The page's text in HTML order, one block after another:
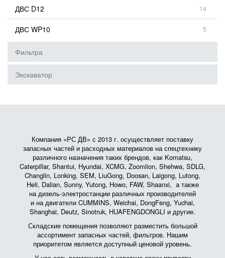
ДВС D12 14
ДВС WP10 5
Фильтра
Экскаватор
Компания «РС ДВ» с 2013 г. осуществляет поставку
запасных частей и расходных материалов на спецтехнику
различного назначения таких брендов, как Komatsu,
Caterpillar, Shantui, Hyundai, XCMG, Zoomlion, Shehwa, SDLG,
Changlin, Lonking, SEM, LiuGong, Doosan, Laigong, Lutong,
Heli, Dalian, Sunny, Yutong, Howo, FAW, Shaanxi, а также
на дизель-электростанции различных производителей
и на двигатели CUMMINS, Weichai, DongFeng, Yuchai,
Shanghai, Deutz, Sinotruk, HUAFENGDONGLI и другие.
Складские помещения позволяют разместить большой
ассортимент запасных частей, фильтров. Нашим
приоритетом является доступный ценовой уровень.